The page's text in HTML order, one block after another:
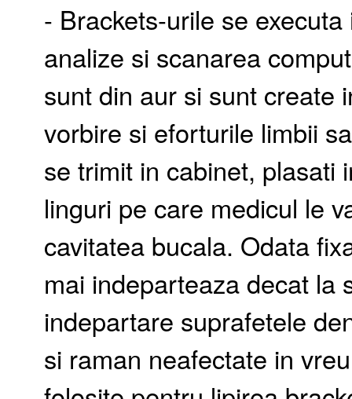
- Brackets-urile se
analize si scanarea
sunt din aur si sunt create
vorbire si eforturile limbii
se trimit in cabinet, plasati
linguri pe care medicul le
cavitatea bucala. Odata
mai indeparteaza decat la
indepartare suprafetele
si raman neafectate in